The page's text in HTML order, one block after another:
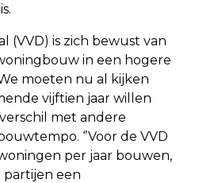
(VVD) is zich bewust van
in een hogere
moeten nu al kijken
vijftien jaar willen
met andere
‘’Voor de VVD
per jaar bouwen,
partijen een